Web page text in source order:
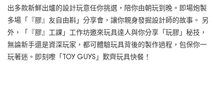
出多款新鮮出爐的設計玩意任你挑選，陪你由朝玩到晚。即場炮製
多場「『膠』友自由斟」分享會，讓你親身發掘設計師的故事。 另
外，「『膠』工課」工作坊邀來玩具達人與你分享「玩膠」秘技，
無論新手還是資深玩家，都可體驗玩具背後的製作過程，包保你一
玩著迷。即刻嚟「TOY GUYS」歎齊玩具快餐！